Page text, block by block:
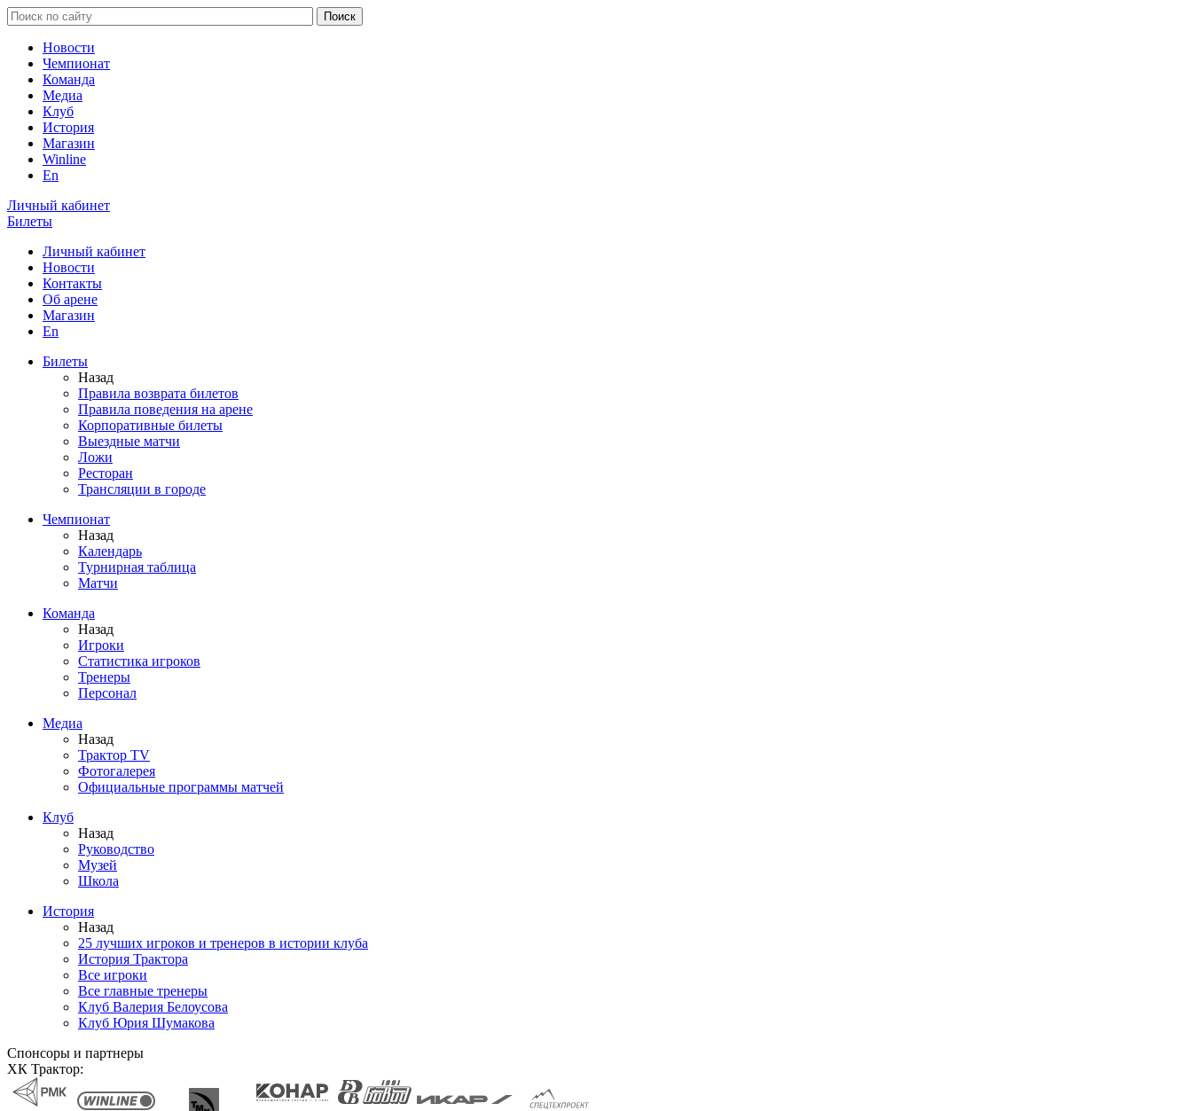
Новости
Чемпионат
Команда
Медиа
Клуб
История
Магазин
Winline
En
Личный кабинет
Билеты
Личный кабинет
Новости
Контакты
Об арене
Магазин
En
Билеты
Назад
Правила возврата билетов
Правила поведения на арене
Корпоративные билеты
Выездные матчи
Ложи
Ресторан
Трансляции в городе
Чемпионат
Назад
Календарь
Турнирная таблица
Матчи
Команда
Назад
Игроки
Статистика игроков
Тренеры
Персонал
Медиа
Назад
Трактор TV
Фотогалерея
Официальные программы матчей
Клуб
Назад
Руководство
Музей
Школа
История
Назад
25 лучших игроков и тренеров в истории клуба
История Трактора
Все игроки
Все главные тренеры
Клуб Валерия Белоусова
Клуб Юрия Шумакова
Спонсоры и партнеры
ХК Трактор: